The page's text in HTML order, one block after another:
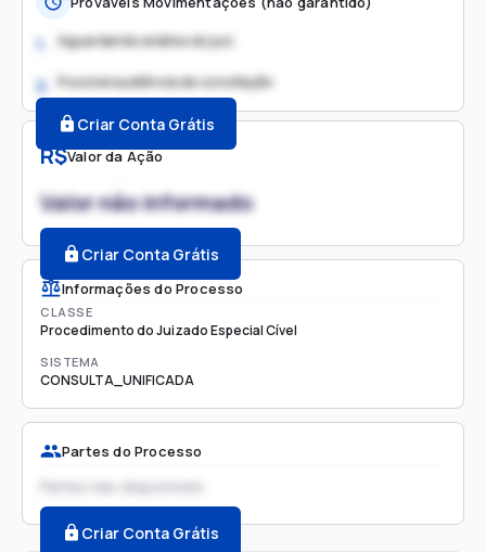
R$Valor da Ação
Valor não informado
Criar Conta Grátis
Informações do Processo
CLASSE
Procedimento do Juizado Especial Cível
SISTEMA
CONSULTA_UNIFICADA
Partes do Processo
Partes não disponíveis
Criar Conta Grátis
1. Aguardando análise do juiz
2. Possível audiência de conciliação
Criar Conta Grátis